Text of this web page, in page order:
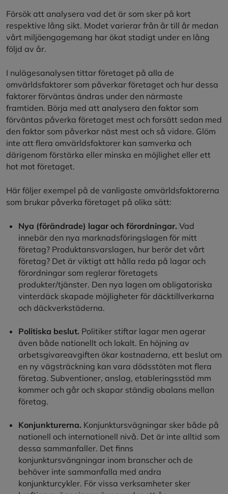
Försök att analysera vad det är som sker på kort
respektive lång sikt. Modet varierar från år till år medan
vårt miljöengagemang har ökat stadigt under en lång
följd av år.
I nulägesanalysen tittar företaget på alla de
omvärldsfaktorer som påverkar företaget och hur dessa
faktorer förväntas ändras under den närmaste
framtiden. Börja med att analysera den faktor som
förväntas påverka företaget mest och forsätt sedan med
den faktor som påverkar näst mest och så vidare. Glöm
inte att flera omvärldsfaktorer kan samverka och
därigenom förstärka eller minska en möjlighet eller ett
hot mot företaget.
Här följer exempel på de vanligaste omvärldsfaktorerna
som brukar påverka företaget på olika sätt:
Nya (förändrade) lagar och förordningar. Vad
innebär den nya marknadsföringslagen för mitt
företag? Produktansvarslagen, hur berör det vårt
företag? Det är viktigt att hålla reda på lagar och
förordningar som reglerar företagets
produkter/tjänster. Den nya lagen om obligatoriska
vinterdäck skapade möjligheter för däcktillverkarna
och däckverkstäderna.
Politiska beslut. Politiker stiftar lagar men agerar
även både nationellt och lokalt. En höjning av
arbetsgivareavgiften ökar kostnaderna, ett beslut om
en ny vägsträckning kan vara dödsstöten mot flera
företag. Subventioner, anslag, etableringsstöd mm
kommer och går och skapar ständig obalans mellan
företag.
Konjunkturerna. Konjunktursvägningar sker både på
nationell och internationell nivå. Det är inte alltid som
dessa sammanfaller. Det finns
konjunktursvängningar inom branscher och de
behöver inte sammanfalla med andra
konjunkturcykler. För vissa verksamheter sker